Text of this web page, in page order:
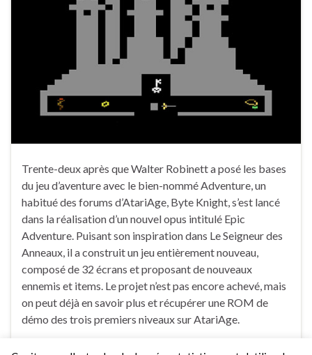
Trente-deux après que Walter Robinett a posé les bases
du jeu d’aventure avec le bien-nommé Adventure, un
habitué des forums d’AtariAge, Byte Knight, s’est lancé
dans la réalisation d’un nouvel opus intitulé Epic
Adventure. Puisant son inspiration dans Le Seigneur des
Anneaux, il a construit un jeu entièrement nouveau,
composé de 32 écrans et proposant de nouveaux
ennemis et items. Le projet n’est pas encore achevé, mais
on peut déjà en savoir plus et récupérer une ROM de
démo des trois premiers niveaux sur AtariAge.